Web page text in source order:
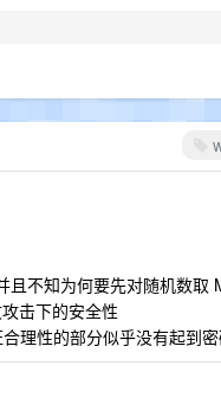
且不知为何要先对随机数取
击下的安全性
理性的部分似乎没有起到